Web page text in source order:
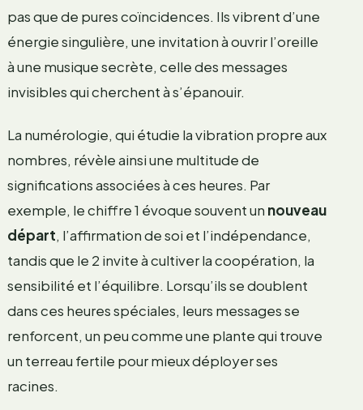
pas que de pures coïncidences. Ils vibrent d’une
énergie singulière, une invitation à ouvrir l’oreille
à une musique secrète, celle des messages
invisibles qui cherchent à s’épanouir.
La numérologie, qui étudie la vibration propre aux
nombres, révèle ainsi une multitude de
significations associées à ces heures. Par
exemple, le chiffre 1 évoque souvent un nouveau
départ, l’affirmation de soi et l’indépendance,
tandis que le 2 invite à cultiver la coopération, la
sensibilité et l’équilibre. Lorsqu’ils se doublent
dans ces heures spéciales, leurs messages se
renforcent, un peu comme une plante qui trouve
un terreau fertile pour mieux déployer ses
racines.